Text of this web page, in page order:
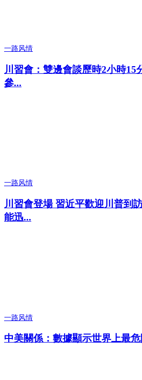
一路风情
川習會：雙邊會談歷時2小時15
參...
一路风情
川習會登場 習近平歡迎川普到
能迅...
一路风情
中美關係：數據顯示世界上最